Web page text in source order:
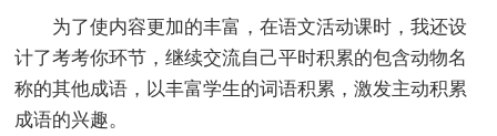
为了使内容更加的丰富，在语文活动课时，我还设
计了考考你环节，继续交流自己平时积累的包含动物名
称的其他成语，以丰富学生的词语积累，激发主动积累
成语的兴趣。